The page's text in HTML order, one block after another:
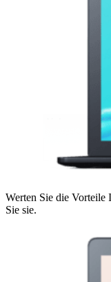
Werten Sie die Vorteile
Sie sie.